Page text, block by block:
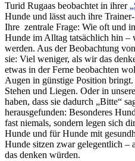
Turid Rugaas beobachtet in ihrer
Hunde und lässt auch ihre
Ihre zentrale Frage: Wie oft und
Hunde im Alltag tatsächlich hin –
werden. Aus der Beobachtung
sie: Viel weniger, als wir das
etwas in der Ferne beobachten
Augen in günstige Position
Stehen und Liegen. Oder in
haben, dass sie dadurch „Bitte“
herausgefunden: Besonderes
fast niemals, sondern legen sich
Hunde und für Hunde mit
Hunde sitzen zwar gelegentlich
das denken würden.